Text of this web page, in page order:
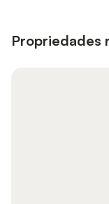
Propriedades